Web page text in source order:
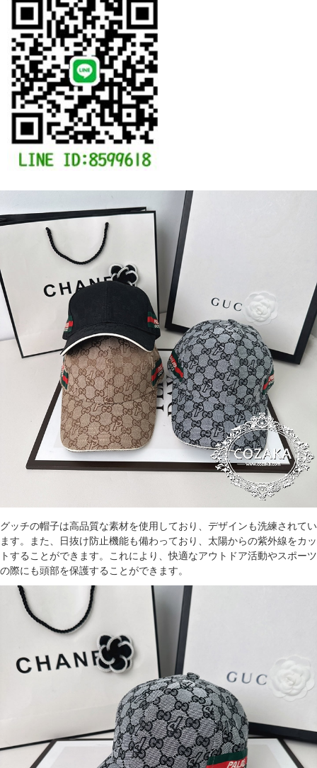
グッチの帽子は高品質な素材を使用しており、デザインも洗練されてい
ます。また、日抜け防止機能も備わっており、太陽からの紫外線をカッ
トすることができます。これにより、快適なアウトドア活動やスポーツ
の際にも頭部を保護することができます。